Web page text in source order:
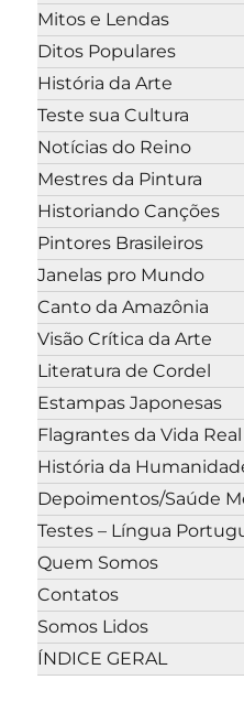
Mitos e Lendas
Ditos Populares
História da Arte
Teste sua Cultura
Notícias do Reino
Mestres da Pintura
Historiando Canções
Pintores Brasileiros
Janelas pro Mundo
Canto da Amazônia
Visão Crítica da Arte
Literatura de Cordel
Estampas Japonesas
Flagrantes da Vida Real
História da
Depoimentos/Saúde
Testes – Língua
Quem Somos
Contatos
Somos Lidos
ÍNDICE GERAL